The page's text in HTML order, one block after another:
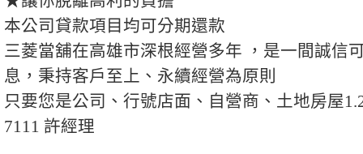
本公司貸款項目均可分期還款
三菱當舖在高雄市深根經營多年 ，是一間誠信
息，秉持客戶至上、永續經營為原則
只要您是公司、行號店面、自營商、土地房屋
7111 許經理